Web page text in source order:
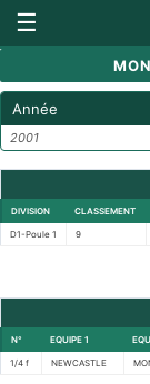
☰
Année
2001
DIVISION CLASSEMENT
D1-Poule 1 9
N° EQUIPE 1
1/4 f NEWCASTLE